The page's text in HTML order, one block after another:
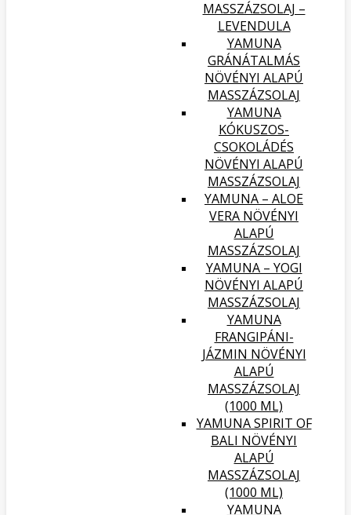
MASSZÁZSOLAJ –
LEVENDULA
YAMUNA
GRÁNÁTALMÁS
NÖVÉNYI ALAPÚ
MASSZÁZSOLAJ
YAMUNA
KÓKUSZOS-
CSOKOLÁDÉS
NÖVÉNYI ALAPÚ
MASSZÁZSOLAJ
YAMUNA – ALOE
VERA NÖVÉNYI
ALAPÚ
MASSZÁZSOLAJ
YAMUNA – YOGI
NÖVÉNYI ALAPÚ
MASSZÁZSOLAJ
YAMUNA
FRANGIPÁNI-
JÁZMIN NÖVÉNYI
ALAPÚ
MASSZÁZSOLAJ
(1000 ML)
YAMUNA SPIRIT OF
BALI NÖVÉNYI
ALAPÚ
MASSZÁZSOLAJ
(1000 ML)
YAMUNA